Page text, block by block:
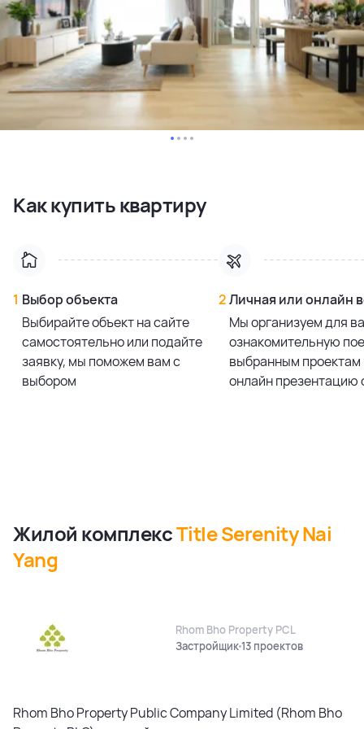
Как купить квартиру
1 Выбор объекта
Выбирайте объект на сайте
самостоятельно или подайте
заявку, мы поможем вам с
выбором
2Личная или онлайн
Мы организуем для
ознакомительную
выбранным проектам
онлайн презентацию
Жилой комплексTitle Serenity Nai
Yang
Rhom Bho Property PCL
Застройщик13 проектов
Rhom Bho Property Public Company Limited (Rhom Bho